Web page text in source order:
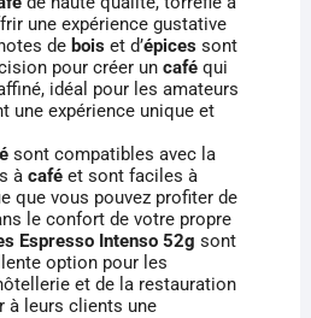
une expérience gustative
de boiset d’épicessont
pour créer un caféqui
idéal pour les amateurs
une expérience unique et
sont compatibles avec la
à caféet sont faciles à
que vous pouvez profiter de
le confort de votre propre
Espresso Intenso 52g sont
option pour les
et de la restauration
à leurs clients une